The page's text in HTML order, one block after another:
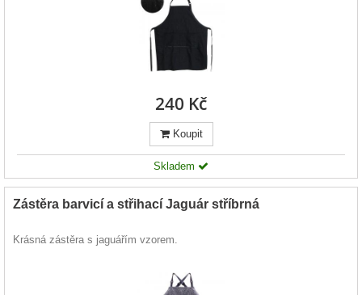
240 Kč
Koupit
Skladem
Zástěra barvicí a střihací Jaguár stříbrná
Krásná zástěra s jaguářím vzorem.